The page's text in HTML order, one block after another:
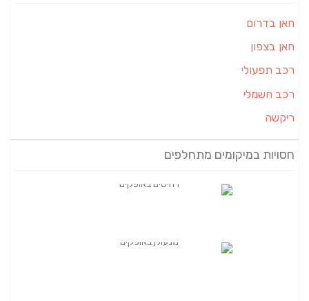
חאן בדרום
חאן בצפון
רכב תפעולי
רכב חשמלי
ריקשה
חסויות במיקומים מתחלפים